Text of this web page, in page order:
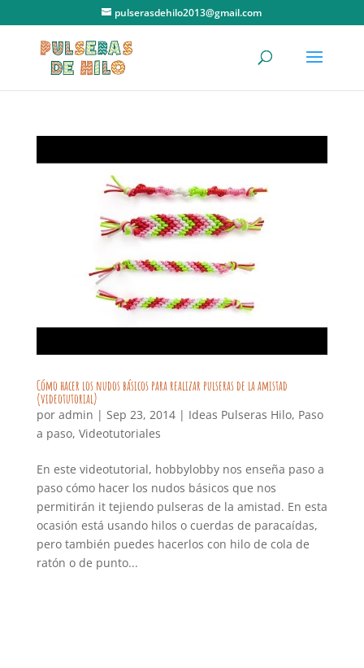
pulserasdehilo2013@gmail.com
Cómo hacer los nudos básicos para realizar pulseras de la amistad
(videotutorial)
por admin | Sep 23, 2014| Ideas Pulseras Hilo, Paso
a paso, Videotutoriales
En este videotutorial, hobbylobby nos enseña paso a
paso cómo hacer los nudos básicos que nos
permitirán it tejiendo pulseras de la amistad. En esta
ocasión está usando hilos o cuerdas de paracaídas,
pero también puedes hacerlos con hilo de cola de
ratón o de punto...